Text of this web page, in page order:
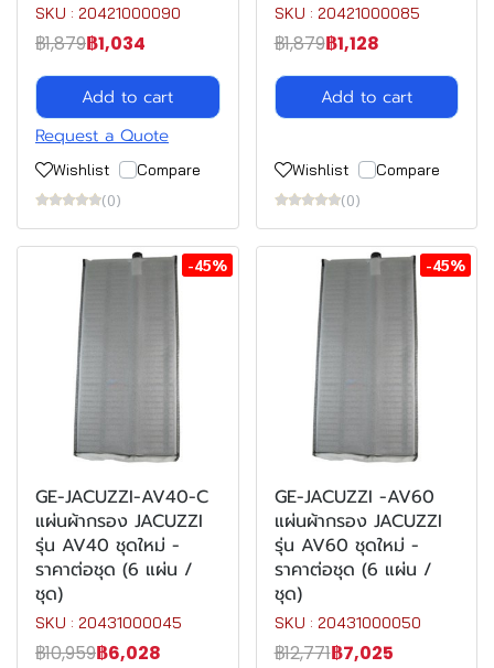
SKU : 20421000090
฿1,879฿1,034
Add to cart
Request a Quote
Wishlist
Compare
(0)
SKU : 20421000085
฿1,879฿1,128
Add to cart
Wishlist
Compare
(0)
-45%
GE-JACUZZI-AV40-C
แผ่นผ้ากรอง JACUZZI
รุ่น AV40 ชุดใหม่ -
ราคาต่อชุด (6 แผ่น /
ชุด)
SKU : 20431000045
฿10,959฿6,028
-45%
GE-JACUZZI -AV60
แผ่นผ้ากรอง JACUZZI
รุ่น AV60 ชุดใหม่ -
ราคาต่อชุด (6 แผ่น /
ชุด)
SKU : 20431000050
฿12,771฿7,025